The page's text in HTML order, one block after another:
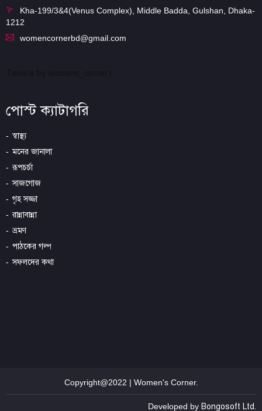
Kha-199/3&4(Venus Complex), Middle Badda, Gulshan, Dhaka-
1212
womencornerbd@gmail.com
পোস্ট ক্যাটাগরি
স্বাস্থ্য
মনের জানালা
রূপচর্চা
সাজগোজ
গৃহ সজ্জা
রান্নাবান্না
ভ্রমণ
পাঠকের গল্প
সফলদের কথা
Copyright@2022 | Women's Corner.
Developed by Bongosoft Ltd.